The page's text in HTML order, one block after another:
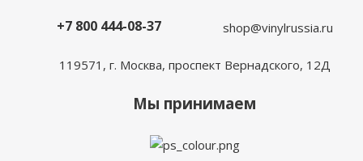
+7 800 444-08-37
shop@vinylrussia.ru
119571, г. Москва, проспект Вернадского, 12Д
Мы принимаем